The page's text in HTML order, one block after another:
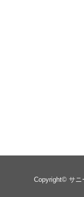
Copyright© サニ